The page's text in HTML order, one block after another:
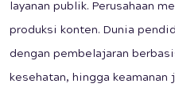
layanan publik. Perusahaan
produksi konten. Dunia
dengan pembelajaran
kesehatan, hingga keamanan